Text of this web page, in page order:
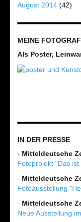
August 2014 (42)
MEINE
Als Poster,
IN DER PRESSE
- Mitteldeutsche
Fotoprojekt "Das ist
- Mitteldeutsche
Fotoausstellung
- Mitteldeutsche
Neue Ausstellung